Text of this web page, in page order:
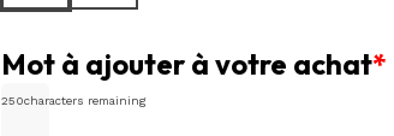
*
Mot à ajouter à votre achat
250characters remaining